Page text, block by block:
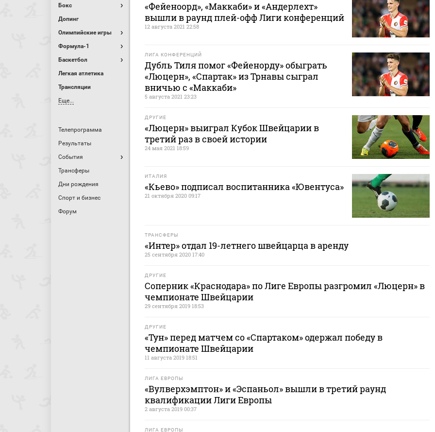
Бокс
Допинг
Олимпийские игры
Формула-1
Баскетбол
Легкая атлетика
Трансляции
Еще...
Телепрограмма
Результаты
События
Трансферы
Дни рождения
Спорт и бизнес
Форум
«Фейеноорд», «Маккаби» и «Андерлехт»
вышли в раунд плей-офф Лиги конференций
12 августа 2021 22:58
ЛИГА КОНФЕРЕНЦИЙ
Дубль Тиля помог «Фейенорду» обыграть
«Люцерн», «Спартак» из Трнавы сыграл
вничью с «Маккаби»
5 августа 2021 23:23
ДРУГИЕ
«Люцерн» выиграл Кубок Швейцарии в
третий раз в своей истории
24 мая 2021 18:59
ИТАЛИЯ
«Кьево» подписал воспитанника «Ювентуса»
21 октября 2020 09:17
ТРАНСФЕРЫ
«Интер» отдал 19-летнего швейцарца в аренду
25 сентября 2020 17:40
ДРУГИЕ
Соперник «Краснодара» по Лиге Европы разгромил «Люцерн» в
чемпионате Швейцарии
29 сентября 2019 18:53
ДРУГИЕ
«Тун» перед матчем со «Спартаком» одержал победу в
чемпионате Швейцарии
11 августа 2019 18:51
ЛИГА ЕВРОПЫ
«Вулверхэмптон» и «Эспаньол» вышли в третий раунд
квалификации Лиги Европы
2 августа 2019 00:37
ЛИГА ЕВРОПЫ